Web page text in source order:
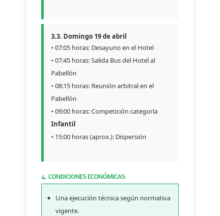
3.3. Domingo 19 de abril
• 07:05 horas: Desayuno en el Hotel
• 07:45 horas: Salida Bus del Hotel al
Pabellón
• 08:15 horas: Reunión arbitral en el
Pabellón
• 09:00 horas: Competición categoría
Infantil
• 15:00 horas (aprox.): Dispersión
4. CONDICIONES ECONÓMICAS
Una ejecución técnica según normativa
vigente.